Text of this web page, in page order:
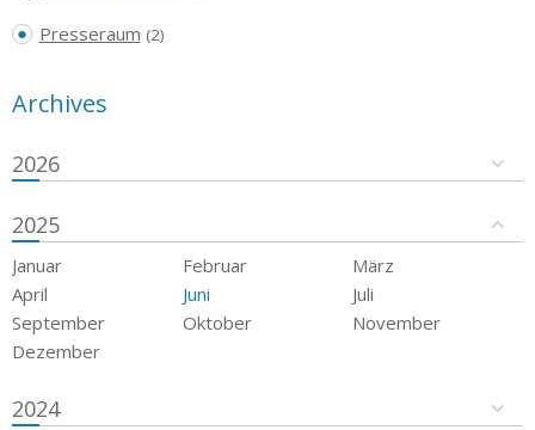
Presseraum (2)
Archives
2026
2025
Januar Februar
März
April
Juni
Juli
September
Oktober
November
Dezember
2024